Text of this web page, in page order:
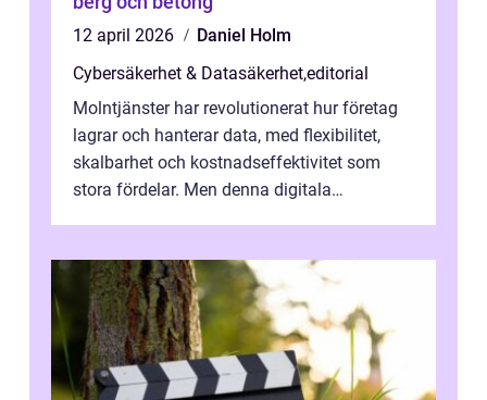
12 april 2026
Daniel Holm
Cybersäkerhet & Datasäkerhet,editorial
Molntjänster har revolutionerat hur företag
lagrar och hanterar data, med flexibilitet,
skalbarhet och kostnadseffektivitet som
stora fördelar. Men denna digitala